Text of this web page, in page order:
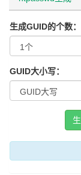
生成GUID的个数：
GUID大小写：